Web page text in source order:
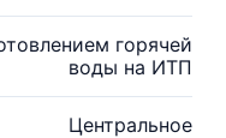
горячей
воды на ИТП
Центральное